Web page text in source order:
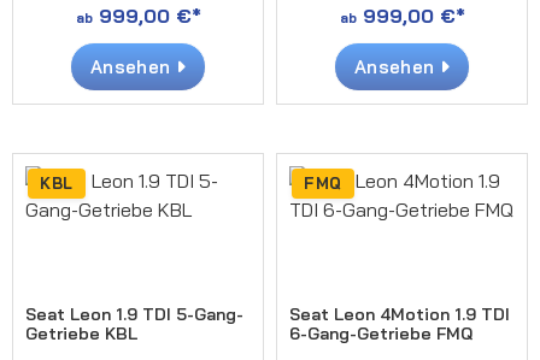
ab999,00 €*
Ansehen
ab999,00 €*
Ansehen
KBL
Seat Leon 1.9 TDI 5-Gang-
Getriebe KBL
FMQ
Seat Leon 4Motion 1.9 TDI
6-Gang-Getriebe FMQ